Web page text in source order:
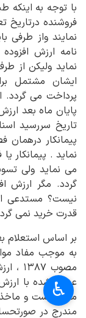
فروشنده درتاریخ
نمایند واز طرفی
نامه ارزش
نماید ولیکن از
ایشان مشتمل
پرداخت می گردد.
پایان ماه بعد
تاریخ سررسید
پیمانکار
نماید . پیمانکار
می نماید ولی
گردد. مگر ارزش
نیست؟ مستدعی
قدرت خرید نمی
بر اساس استعلام
عرضه شده با
معین است و ماخذ
مندرج در
♿︎